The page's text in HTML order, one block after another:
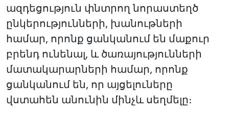
ազդեցություն փնտրող նորաստեղծ
ընկերությունների, խանութների
համար, որոնք ցանկանում են մաքուր
բրենդ ունենալ, և ծառայությունների
մատակարարների համար, որոնք
ցանկանում են, որ այցելուները
վստահեն անունին մինչև սեղմելը։